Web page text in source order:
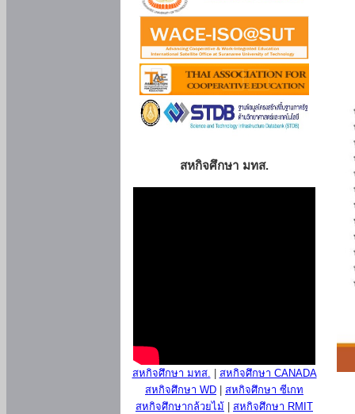
สหกิจศึกษา มทส.
สหกิจศึกษา มทส.
สหกิจศึกษา CANADA
สหกิจศึกษา WD
สหกิจศึกษา ซีเกท
สหกิจศึกษากล้วยไม้
สหกิจศึกษา RMIT